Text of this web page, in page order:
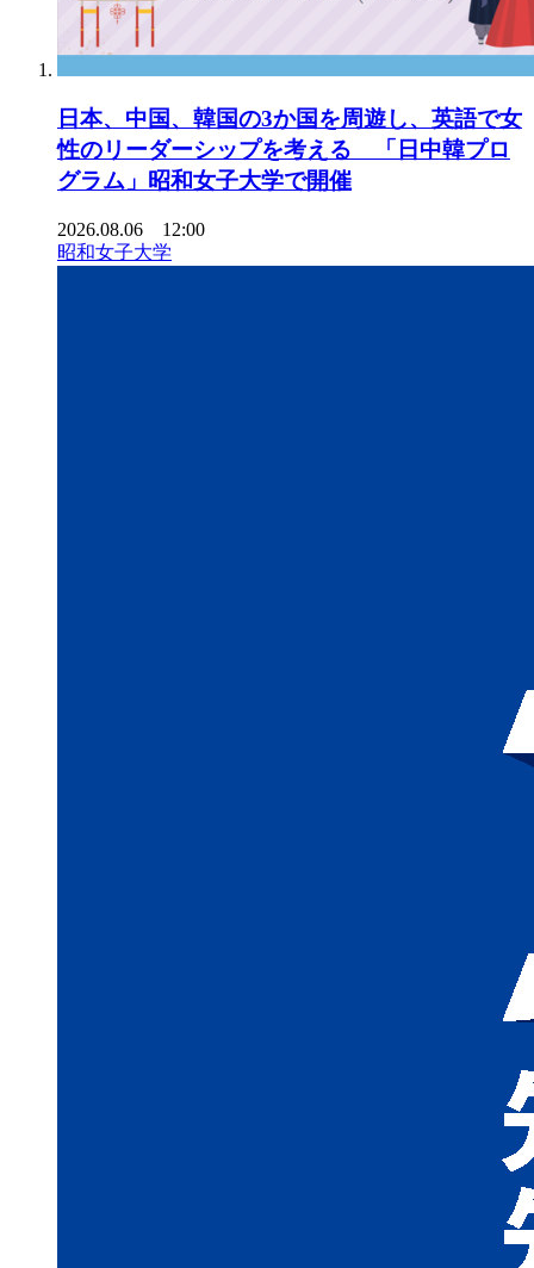
日本、中国、韓国の3か国を周遊し、英語で女
性のリーダーシップを考える 「日中韓プロ
グラム」昭和女子大学で開催
2026.08.06 12:00
昭和女子大学